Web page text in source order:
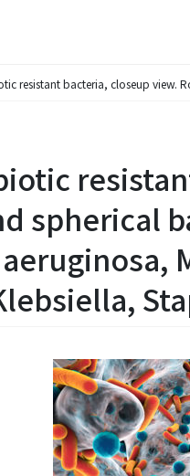
resistant bacteria, closeup view.
spherical